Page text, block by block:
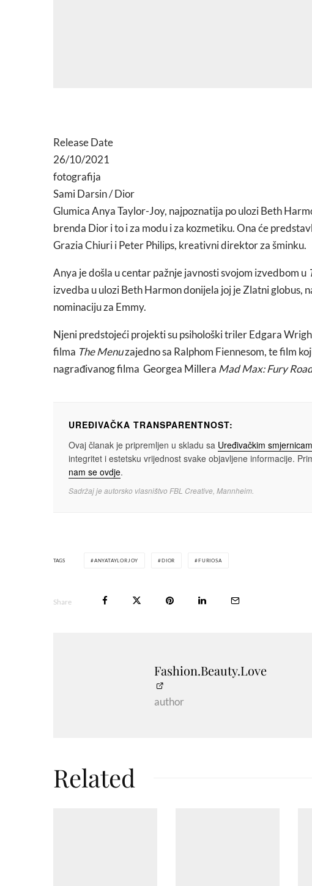
Release Date
26/10/2021
fotografija
Sami Darsin / Dior
Glumica Anya Taylor-Joy, najpoznatija po ulozi Beth
brenda Dior i to i za modu i za kozmetiku. Ona će
Grazia Chiuri i Peter Philips, kreativni direktor za šminku.
Anya je došla u centar pažnje javnosti svojom izvedbom u
izvedba u ulozi Beth Harmon donijela joj je Zlatni globus,
nominaciju za Emmy.
Njeni predstojeći projekti su psihološki triler Edgara
filma The Menuzajedno sa Ralphom Fiennesom, te film
nagrađivanog filma Georgea Millera Mad Max: Fury
UREĐIVAČKA TRANSPARENTNOST:
Ovaj članak je pripremljen u skladu sa Uređivačkim
integritet i estetsku vrijednost svake objavljene informacije.
nam se ovdje.
Sadržaj je autorsko vlasništvo FBL Creative, Mannheim.
TAGS ANYATAYLORJOY DIOR FURIOSA
Share
Fashion.Beauty.Love
author
Related